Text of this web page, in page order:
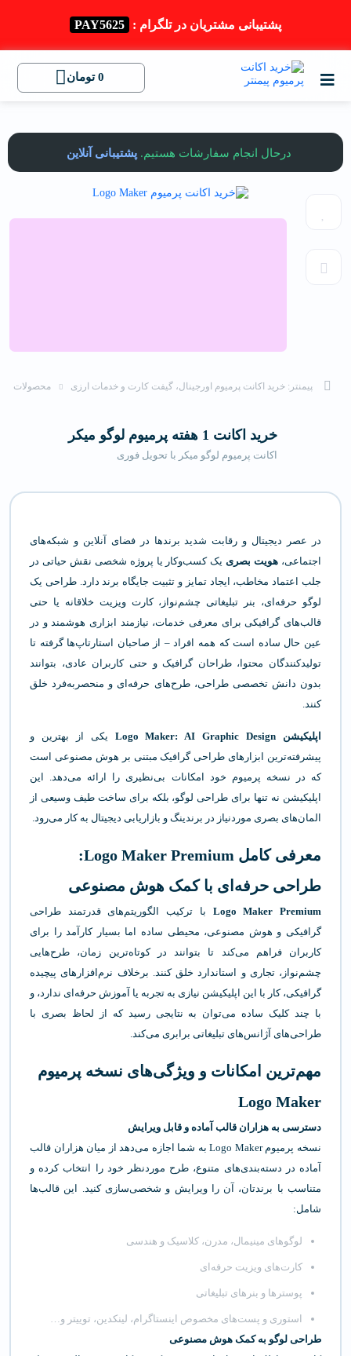
پشتیبانی مشتریان در تلگرام : PAY5625
0 تومان
درحال انجام سفارشات هستیم. پشتیبانی آنلاین
پیمنتر: خرید اکانت پرمیوم اورجینال، گیفت کارت و خدمات ارزی محصولات
خرید اکانت 1 هفته پرمیوم لوگو میکر
اکانت پرمیوم لوگو میکر با تحویل فوری
در عصر دیجیتال و رقابت شدید برندها در فضای آنلاین و شبکه‌های
اجتماعی، هویت بصرییک کسب‌وکار یا پروژه شخصی نقش حیاتی در
جلب اعتماد مخاطب، ایجاد تمایز و تثبیت جایگاه برند دارد. طراحی یک
لوگو حرفه‌ای، بنر تبلیغاتی چشم‌نواز، کارت ویزیت خلاقانه یا حتی
قالب‌های گرافیکی برای معرفی خدمات، نیازمند ابزاری هوشمند و در
عین حال ساده است که همه افراد – از صاحبان استارتاپ‌ها گرفته تا
تولیدکنندگان محتوا، طراحان گرافیک و حتی کاربران عادی، بتوانند
بدون دانش تخصصی طراحی، طرح‌های حرفه‌ای و منحصر‌به‌فرد خلق
کنند.
اپلیکیشن Logo Maker: AI Graphic Design
یکی از بهترین و
پیشرفته‌ترین ابزارهای طراحی گرافیک مبتنی بر هوش مصنوعی است
که در نسخه پرمیوم خود امکانات بی‌نظیری را ارائه می‌دهد. این
اپلیکیشن نه تنها برای طراحی لوگو، بلکه برای ساخت طیف وسیعی از
المان‌های بصری موردنیاز در برندینگ و بازاریابی دیجیتال به کار می‌رود.
معرفی کامل Logo Maker Premium:
طراحی حرفه‌ای با کمک هوش مصنوعی
Logo Maker Premium با ترکیب الگوریتم‌های قدرتمند طراحی
گرافیکی و هوش مصنوعی، محیطی ساده اما بسیار کارآمد را برای
کاربران فراهم می‌کند تا بتوانند در کوتاه‌ترین زمان، طرح‌هایی
چشم‌نواز، تجاری و استاندارد خلق کنند. برخلاف نرم‌افزارهای پیچیده
گرافیکی، کار با این اپلیکیشن نیازی به تجربه یا آموزش حرفه‌ای ندارد، و
با چند کلیک ساده می‌توان به نتایجی رسید که از لحاظ بصری با
طراحی‌های آژانس‌های تبلیغاتی برابری می‌کند.
مهم‌ترین امکانات و ویژگی‌های نسخه پرمیوم
Logo Maker
دسترسی به هزاران قالب آماده و قابل ویرایش
نسخه پرمیوم Logo Maker به شما اجازه می‌دهد از میان هزاران قالب
آماده در دسته‌بندی‌های متنوع، طرح موردنظر خود را انتخاب کرده و
متناسب با برندتان، آن را ویرایش و شخصی‌سازی کنید. این قالب‌ها
شامل:
لوگوهای مینیمال، مدرن، کلاسیک و هندسی
کارت‌های ویزیت حرفه‌ای
پوسترها و بنرهای تبلیغاتی
استوری و پست‌های مخصوص اینستاگرام، لینکدین، توییتر و…
طراحی لوگو به کمک هوش مصنوعی